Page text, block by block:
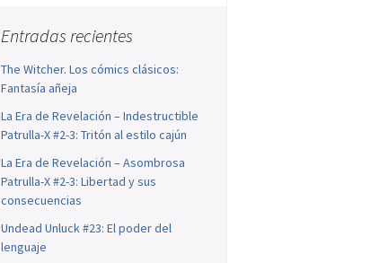
Entradas recientes
The Witcher. Los cómics clásicos:
Fantasía añeja
La Era de Revelación – Indestructible
Patrulla-X #2-3: Tritón al estilo cajún
La Era de Revelación – Asombrosa
Patrulla-X #2-3: Libertad y sus
consecuencias
Undead Unluck #23: El poder del
lenguaje